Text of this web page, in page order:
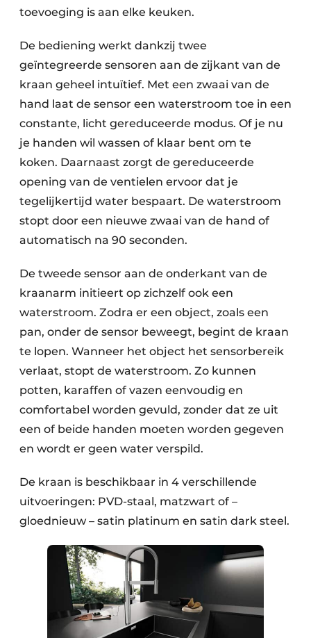
toevoeging is aan elke keuken.
De bediening werkt dankzij twee
geïntegreerde sensoren aan de zijkant van de
kraan geheel intuïtief. Met een zwaai van de
hand laat de sensor een waterstroom toe in een
constante, licht gereduceerde modus. Of je nu
je handen wil wassen of klaar bent om te
koken. Daarnaast zorgt de gereduceerde
opening van de ventielen ervoor dat je
tegelijkertijd water bespaart. De waterstroom
stopt door een nieuwe zwaai van de hand of
automatisch na 90 seconden.
De tweede sensor aan de onderkant van de
kraanarm initieert op zichzelf ook een
waterstroom. Zodra er een object, zoals een
pan, onder de sensor beweegt, begint de kraan
te lopen. Wanneer het object het sensorbereik
verlaat, stopt de waterstroom. Zo kunnen
potten, karaffen of vazen eenvoudig en
comfortabel worden gevuld, zonder dat ze uit
een of beide handen moeten worden gegeven
en wordt er geen water verspild.
De kraan is beschikbaar in 4 verschillende
uitvoeringen: PVD-staal, matzwart of –
gloednieuw – satin platinum en satin dark steel.